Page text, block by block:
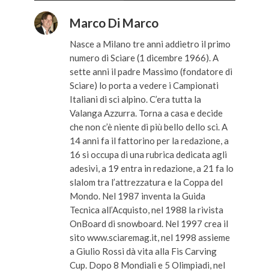
Marco Di Marco
Nasce a Milano tre anni addietro il primo
numero di Sciare (1 dicembre 1966). A
sette anni il padre Massimo (fondatore di
Sciare) lo porta a vedere i Campionati
Italiani di sci alpino. C’era tutta la
Valanga Azzurra. Torna a casa e decide
che non c’è niente di più bello dello sci. A
14 anni fa il fattorino per la redazione, a
16 si occupa di una rubrica dedicata agli
adesivi, a 19 entra in redazione, a 21 fa lo
slalom tra l’attrezzatura e la Coppa del
Mondo. Nel 1987 inventa la Guida
Tecnica all’Acquisto, nel 1988 la rivista
OnBoard di snowboard. Nel 1997 crea il
sito www.sciaremag.it, nel 1998 assieme
a Giulio Rossi dà vita alla Fis Carving
Cup. Dopo 8 Mondiali e 5 Olimpiadi, nel